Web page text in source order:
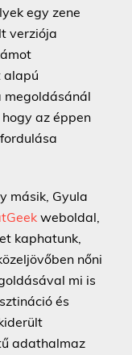
egy zene
verziója
alapú
az éppen
másik, Gyula
weboldal,
kaphatunk,
nőni
mi is
és
adathalmaz